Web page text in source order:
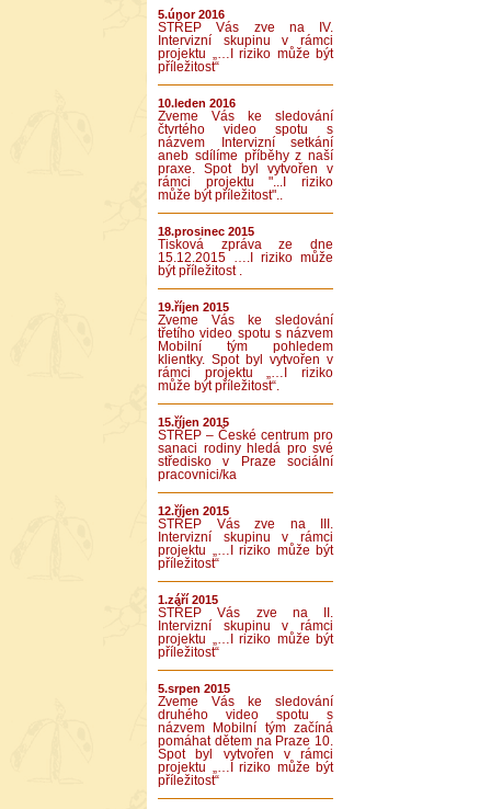
5.únor 2016
STŘEP Vás zve na IV.
Intervizní skupinu v rámci
projektu „…I riziko může být
příležitost“
10.leden 2016
Zveme Vás ke sledování
čtvrtého video spotu s
názvem Intervizní setkání
aneb sdílíme příběhy z naší
praxe. Spot byl vytvořen v
rámci projektu "...I riziko
může být příležitost"..
18.prosinec 2015
Tisková zpráva ze dne
15.12.2015 ….I riziko může
být příležitost .
19.říjen 2015
Zveme Vás ke sledování
třetího video spotu s názvem
Mobilní tým pohledem
klientky. Spot byl vytvořen v
rámci projektu „…I riziko
může být příležitost“.
15.říjen 2015
STŘEP – České centrum pro
sanaci rodiny hledá pro své
středisko v Praze sociální
pracovnici/ka
12.říjen 2015
STŘEP Vás zve na III.
Intervizní skupinu v rámci
projektu „…I riziko může být
příležitost“
1.září 2015
STŘEP Vás zve na II.
Intervizní skupinu v rámci
projektu „…I riziko může být
příležitost“
5.srpen 2015
Zveme Vás ke sledování
druhého video spotu s
názvem Mobilní tým začíná
pomáhat dětem na Praze 10.
Spot byl vytvořen v rámci
projektu „…I riziko může být
příležitost“